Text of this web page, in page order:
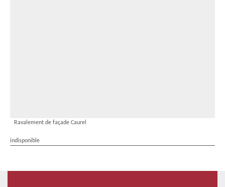
Ravalement de façade Caurel
indisponible